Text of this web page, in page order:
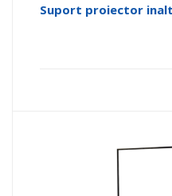
Suport proiector